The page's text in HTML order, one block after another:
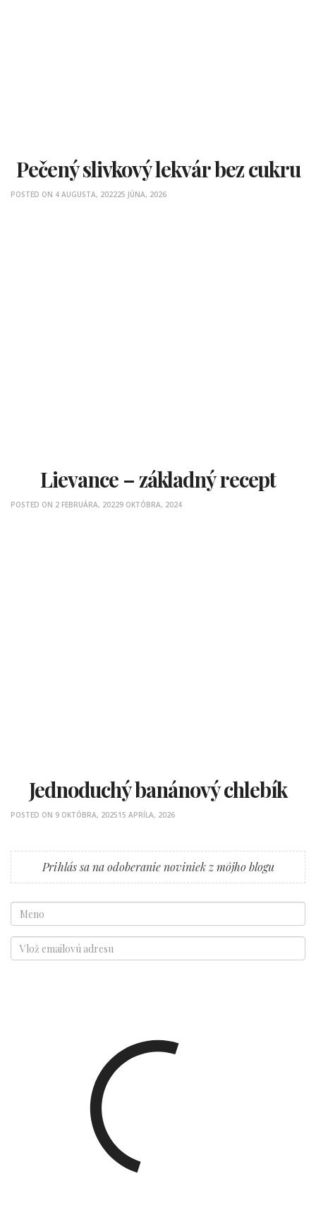
Pečený slivkový lekvár bez cukru
POSTED ON 4 AUGUSTA, 202225 JÚNA, 2026
Lievance – základný recept
POSTED ON 2 FEBRUÁRA, 20229 OKTÓBRA, 2024
Jednoduchý banánový chlebík
POSTED ON 9 OKTÓBRA, 202515 APRÍLA, 2026
Prihlás sa na odoberanie noviniek z môjho blogu